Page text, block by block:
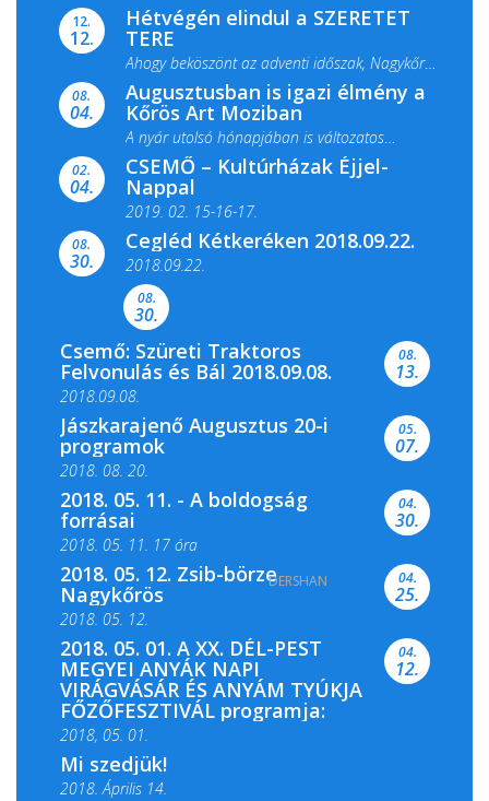
12.
12.
Hétvégén elindul a SZERETET
TERE
Ahogy beköszönt az adventi időszak, Nagykőrös
ismét megtelik ünnepi fénnyel és közös...
08.
04.
Augusztusban is igazi élmény a
Kőrös Art Moziban
A nyár utolsó hónapjában is változatos
filmkínálattal, családi...
02.
04.
CSEMŐ – Kultúrházak Éjjel-
Nappal
2019. 02. 15-16-17.
Színes és tartalmas programokkal várja a
Csemői Községi Könyvtár és...
08.
30.
Cegléd Kétkeréken 2018.09.22.
2018.09.22.
08.
30.
Csemő: Szüreti Traktoros
Felvonulás és Bál 2018.09.08.
2018.09.08.
08.
13.
Jászkarajenő Augusztus 20-i
programok
2018. 08. 20.
05.
07.
2018. 05. 11. - A boldogság
forrásai
2018. 05. 11. 17 óra
2018. 05. 11. 19 óra
04.
30.
2018. 05. 12. Zsib-börze
Nagykőrös
2018. 05. 12.
04.
25.
2018. 05. 01. A XX. DÉL-PEST
MEGYEI ANYÁK NAPI
VIRÁGVÁSÁR ÉS ANYÁM TYÚKJA
FŐZŐFESZTIVÁL programja:
2018, 05. 01.
04.
12.
Mi szedjük!
2018. Április 14.
DERSHAN